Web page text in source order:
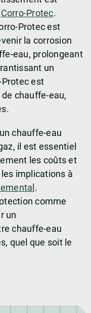
Corro-Protec.
Protec est
la corrosion
eau, prolongeant
un
est
chauffe-eau,
chauffe-eau
il est essentiel
les coûts et
implications à
.
comme
un
chauffe-eau
quel que soit le